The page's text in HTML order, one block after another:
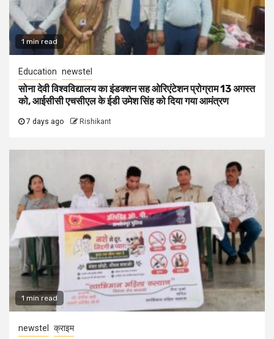
1 min read
Education newstel
सोना देवी विश्वविद्यालय का इंडक्शन सह ओरिएंटेशन प्रोग्राम 13 अगस्त
को, आईसीसी एचसीएल के ईडी उमेश सिंह को दिया गया आमंत्रण
7 days ago Rishikant
1 min read
newstel क्राइम